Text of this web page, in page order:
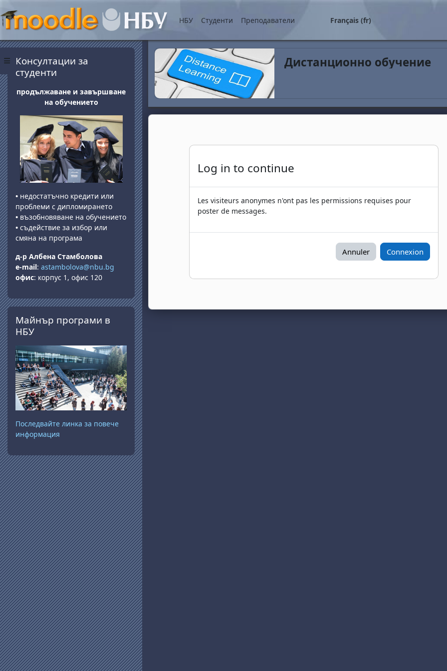
Panneau latéral
НБУ Студенти Преподаватели Français ‎(fr)‎
Дистанционно обучение
Log in to continue
Les visiteurs anonymes n'ont pas les permissions requises pour
poster de messages.
Annuler Connexion
Blocs
Консултации за
студенти
продължаване и завършване
на обучението
• недостатъчно кредити или
проблеми с дипломирането
• възобновяване на обучението
• съдействие за избор или
смяна на програма
д-р Албена Стамболова
e-mail: astambolova@nbu.bg
офис: корпус 1, офис 120
Passer Майнър програми в НБУ
Майнър програми в
НБУ
Последвайте линка за повече
информация